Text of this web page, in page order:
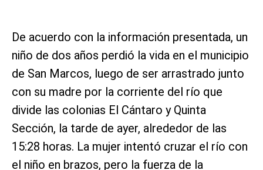
De acuerdo con la información presentada, un
niño de dos años perdió la vida en el municipio
de San Marcos, luego de ser arrastrado junto
con su madre por la corriente del río que
divide las colonias El Cántaro y Quinta
Sección, la tarde de ayer, alrededor de las
15:28 horas. La mujer intentó cruzar el río con
el niño en brazos, pero la fuerza de la